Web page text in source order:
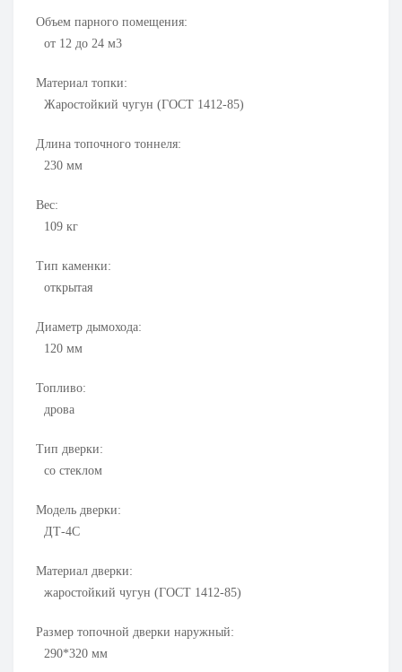
Объем парного помещения:
от 12 до 24 м3
Материал топки:
Жаростойкий чугун (ГОСТ 1412-85)
Длина топочного тоннеля:
230 мм
Вес:
109 кг
Тип каменки:
открытая
Диаметр дымохода:
120 мм
Топливо:
дрова
Тип дверки:
со стеклом
Модель дверки:
ДТ-4С
Материал дверки:
жаростойкий чугун (ГОСТ 1412-85)
Размер топочной дверки наружный:
290*320 мм